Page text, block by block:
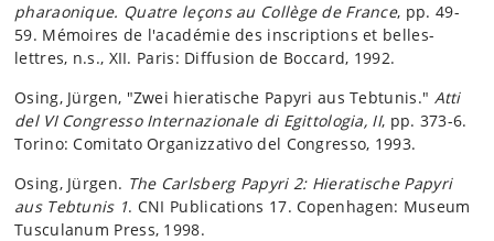
pharaonique. Quatre leçons au Collège de France, pp. 49-
59. Mémoires de l'académie des inscriptions et belles-
lettres, n.s., XII. Paris: Diffusion de Boccard, 1992.
Osing, Jürgen, "Zwei hieratische Papyri aus Tebtunis." Atti
del VI Congresso Internazionale di Egittologia, II, pp. 373-6.
Torino: Comitato Organizzativo del Congresso, 1993.
Osing, Jürgen. The Carlsberg Papyri 2: Hieratische Papyri
aus Tebtunis 1. CNI Publications 17. Copenhagen: Museum
Tusculanum Press, 1998.